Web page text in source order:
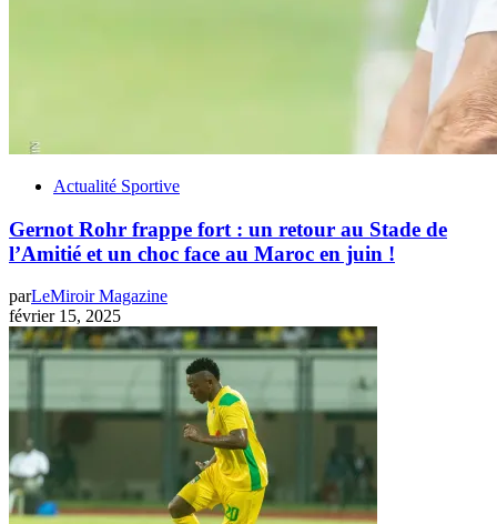
Actualité Sportive
Gernot Rohr frappe fort : un retour au Stade de
l’Amitié et un choc face au Maroc en juin !
parLeMiroir Magazine
février 15, 2025